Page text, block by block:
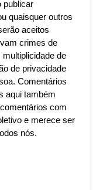
publicar
quaisquer outros
aceitos
crimes de
de
de privacidade
Comentários
aqui também
com
e merece ser
nós.